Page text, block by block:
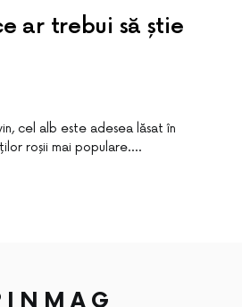
ar trebui să știe
cel alb este adesea lăsat în
roșii mai populare.…